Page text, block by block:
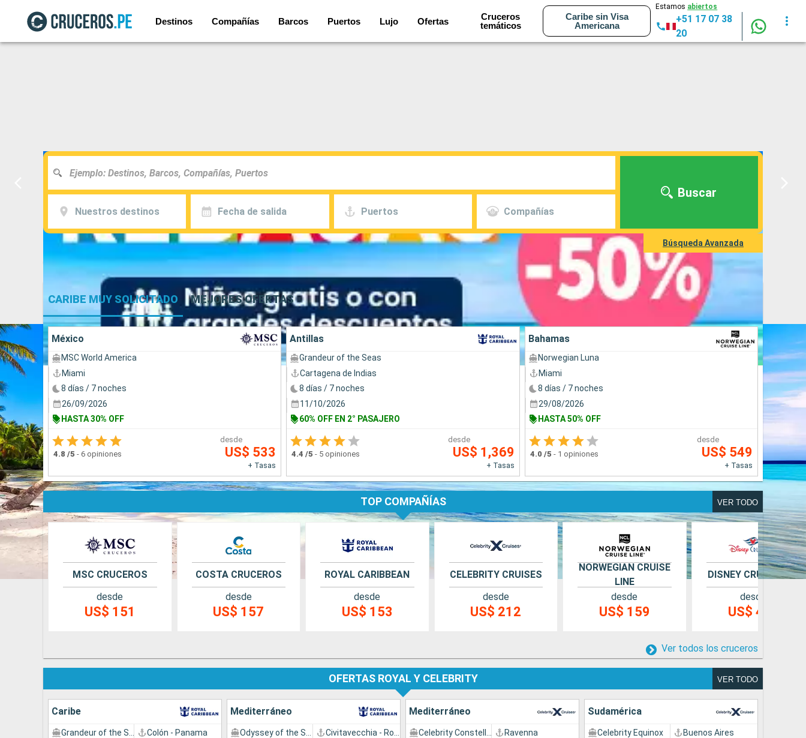
Destinos Compañías Barcos Puertos Lujo Ofertas
Cruceros
temáticos
Caribe sin Visa
Americana
Estamos abiertos
+51 17 07 38
20
Nuestros destinos Fecha de salida Puertos Compañías
Buscar
Búsqueda Avanzada
Todos los cruceros al mejor precio
CARIBE MUY SOLICITADO MEJORES OFERTAS
México
MSC World America
Miami
8 días / 7 noches
26/09/2026
HASTA 30% OFF
4.8 /5 - 6 opiniones
desde
US$ 533
+ Tasas
Antillas
Grandeur of the Seas
Cartagena de Indias
8 días / 7 noches
11/10/2026
60% OFF EN 2° PASAJERO
4.4 /5 - 5 opiniones
desde
US$ 1,369
+ Tasas
Bahamas
Norwegian Luna
Miami
8 días / 7 noches
29/08/2026
HASTA 50% OFF
4.0 /5 - 1 opiniones
desde
US$ 549
+ Tasas
TOP COMPAÑÍAS VER TODO
MSC CRUCEROS
desde
US$ 151
COSTA CRUCEROS
desde
US$ 157
ROYAL CARIBBEAN
desde
US$ 153
CELEBRITY CRUISES
desde
US$ 212
NORWEGIAN CRUISE
LINE
desde
US$ 159
DISNEY CRUISE LINE
desde
US$ 495
Ver todos los cruceros
OFERTAS ROYAL Y CELEBRITY VER TODO
Caribe
Colón - Panama
Mediterráneo Mediterráneo
Ravenna
Sudamérica
Celebrity Equinox
Buenos Aires